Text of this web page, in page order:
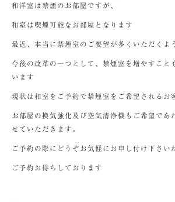
和洋室は禁煙のお部屋ですが、
和室は喫煙可能なお部屋となります
最近、本当に禁煙室のご要望が多くいただくよ
今後の改革の一つとして、禁煙室を増やすこと
います
現状は和室をご予約で禁煙室をご希望されるお
お部屋の換気強化及び空気清浄機もご希望であ
せていただきます。
ご予約の際にどうぞお気軽にお申し付け下さい
ご予約お待ちしております